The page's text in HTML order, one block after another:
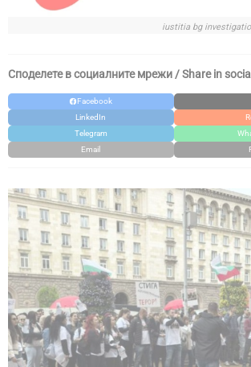
iustitia bg
Споделете в социалните мрежи / Share in
Facebook
LinkedIn
Telegram
Email